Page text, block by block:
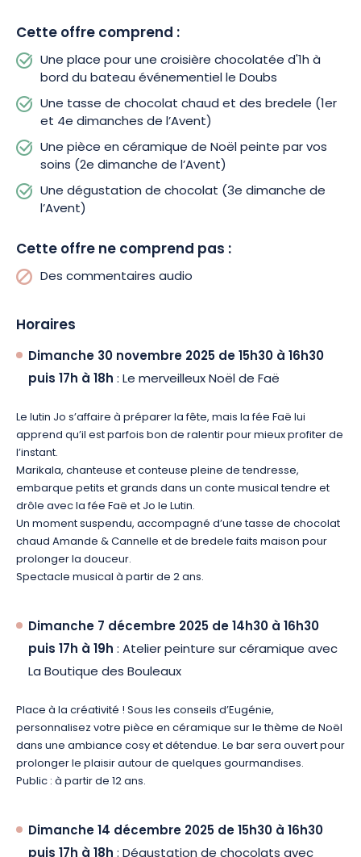
Cette offre comprend :
Une place pour une croisière chocolatée d'1h à
bord du bateau événementiel le Doubs
Une tasse de chocolat chaud et des bredele (1er
et 4e dimanches de l’Avent)
Une pièce en céramique de Noël peinte par vos
soins (2e dimanche de l’Avent)
Une dégustation de chocolat (3e dimanche de
l’Avent)
Cette offre ne comprend pas :
Des commentaires audio
Horaires
Dimanche 30 novembre 2025 de 15h30 à 16h30
puis 17h à 18h : Le merveilleux Noël de Faë
Le lutin Jo s’affaire à préparer la fête, mais la fée Faë lui
apprend qu’il est parfois bon de ralentir pour mieux profiter de
l’instant.
Marikala, chanteuse et conteuse pleine de tendresse,
embarque petits et grands dans un conte musical tendre et
drôle avec la fée Faë et Jo le Lutin.
Un moment suspendu, accompagné d’une tasse de chocolat
chaud Amande & Cannelle et de bredele faits maison pour
prolonger la douceur.
Spectacle musical à partir de 2 ans.
Dimanche 7 décembre 2025 de 14h30 à 16h30
puis 17h à 19h : Atelier peinture sur céramique avec
La Boutique des Bouleaux
Place à la créativité ! Sous les conseils d’Eugénie,
personnalisez votre pièce en céramique sur le thème de Noël
dans une ambiance cosy et détendue. Le bar sera ouvert pour
prolonger le plaisir autour de quelques gourmandises.
Public : à partir de 12 ans.
Dimanche 14 décembre 2025 de 15h30 à 16h30